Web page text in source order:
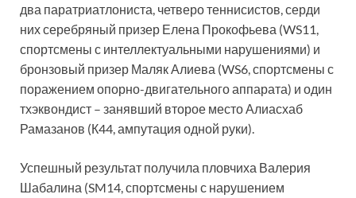
два паратриатлониста, четверо теннисистов, серди
них серебряный призер Елена Прокофьева (WS11,
спортсмены с интеллектуальными нарушениями) и
бронзовый призер Маляк Алиева (WS6, спортсмены с
поражением опорно-двигательного аппарата) и один
тхэквондист – занявший второе место Алиасхаб
Рамазанов (К44, ампутация одной руки).
Успешный результат получила пловчиха Валерия
Шабалина (SM14, спортсмены с нарушением